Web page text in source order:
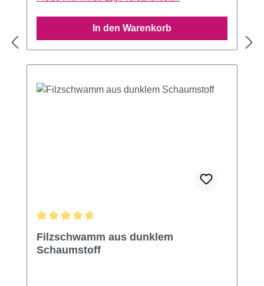
In den Warenkorb
Filzschwamm aus dunklem
Schaumstoff